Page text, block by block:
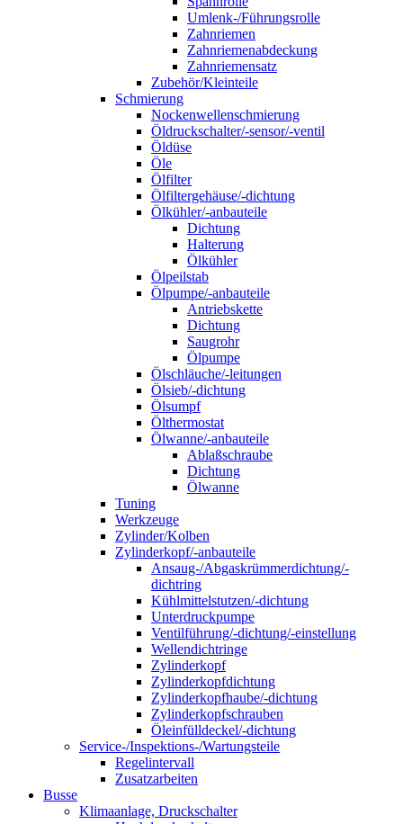
Umlenk-/Führungsrolle
Zahnriemen
Zahnriemenabdeckung
Zahnriemensatz
Zubehör/Kleinteile
Schmierung
Nockenwellenschmierung
Öldruckschalter/-sensor/-ventil
Öldüse
Öle
Ölfilter
Ölfiltergehäuse/-dichtung
Ölkühler/-anbauteile
Dichtung
Halterung
Ölkühler
Ölpeilstab
Ölpumpe/-anbauteile
Antriebskette
Dichtung
Saugrohr
Ölpumpe
Ölschläuche/-leitungen
Ölsieb/-dichtung
Ölsumpf
Ölthermostat
Ölwanne/-anbauteile
Ablaßschraube
Dichtung
Ölwanne
Tuning
Werkzeuge
Zylinder/Kolben
Zylinderkopf/-anbauteile
Ansaug-/Abgaskrümmerdichtung/-
dichtring
Kühlmittelstutzen/-dichtung
Unterdruckpumpe
Ventilführung/-dichtung/-einstellung
Wellendichtringe
Zylinderkopf
Zylinderkopfdichtung
Zylinderkopfhaube/-dichtung
Zylinderkopfschrauben
Öleinfülldeckel/-dichtung
Service-/Inspektions-/Wartungsteile
Regelintervall
Zusatzarbeiten
Busse
Klimaanlage, Druckschalter